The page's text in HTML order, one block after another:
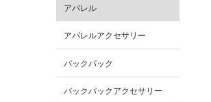
アパレル
アパレルアクセサリー
バックパック
バックパックアクセサリー